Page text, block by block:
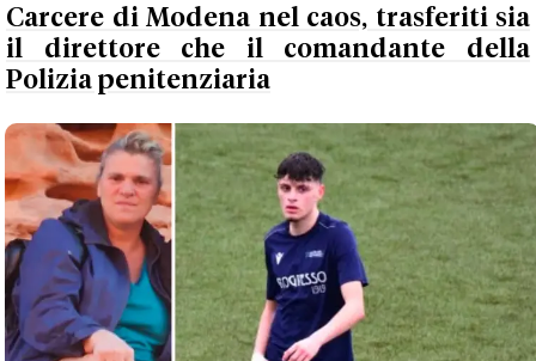
Carcere di Modena nel caos, trasferiti sia
il direttore che il comandante della
Polizia penitenziaria